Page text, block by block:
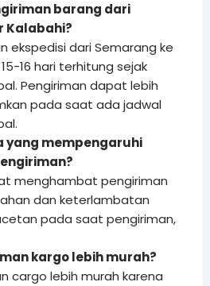
barang dari
Kalabahi?
ekspedisi dari Semarang ke
16 hari terhitung sejak
Pengiriman dapat lebih
pada saat ada jadwal
yang mempengaruhi
menghambat pengiriman
dan keterlambatan
pada saat pengiriman,
kargo lebih murah?
cargo lebih murah karena